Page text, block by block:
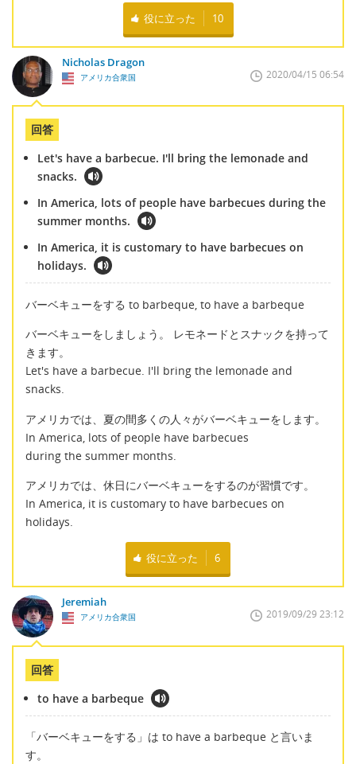
役に立った 10
Nicholas Dragon
アメリカ合衆国 2020/04/15 06:54
回答
Let's have a barbecue. I'll bring the lemonade and
snacks.
In America, lots of people have barbecues during the
summer months.
In America, it is customary to have barbecues on
holidays.
バーベキューをする to barbeque, to have a barbeque
バーベキューをしましょう。 レモネードとスナックを持って
きます。
Let's have a barbecue. I'll bring the lemonade and
snacks.
アメリカでは、夏の間多くの人々がバーベキューをします。
In America, lots of people have barbecues
during the summer months.
アメリカでは、休日にバーベキューをするのが習慣です。
In America, it is customary to have barbecues on
holidays.
役に立った 6
Jeremiah
アメリカ合衆国 2019/09/29 23:12
回答
to have a barbeque
「バーベキューをする」は to have a barbeque と言いま
す。